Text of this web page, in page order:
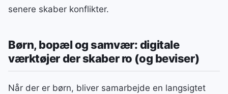
senere skaber konflikter.
Børn, bopæl og samvær: digitale
værktøjer der skaber ro (og beviser)
Når der er børn, bliver samarbejde en langsigtet